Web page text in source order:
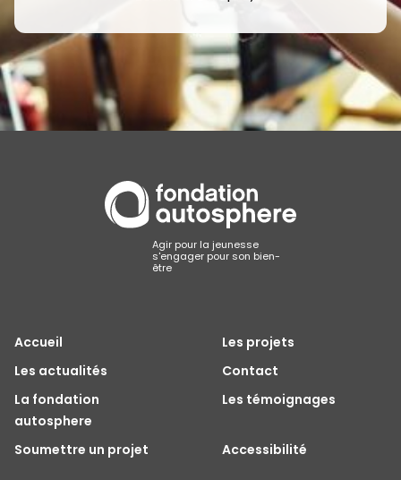
Agir pour la jeunesse
s'engager pour son bien-
être
Accueil
Les projets
Les actualités
Contact
La fondation
autosphere
Les témoignages
Soumettre un projet Accessibilité